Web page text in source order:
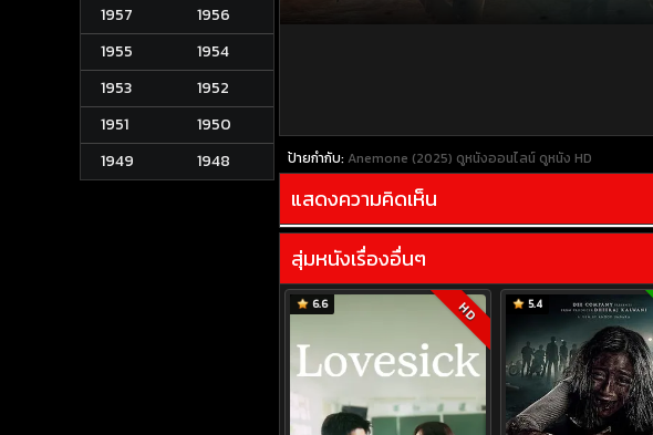
1957
1956
1955
1954
1953
1952
1951
1950
1949
1948 ป้ายกำกับ: Anemone (2025) ดูหนังออนไลน์ ดูหนัง HD
แสดงความคิดเห็น
สุ่มหนังเรื่องอื่นๆ
6.6 HD 5.4